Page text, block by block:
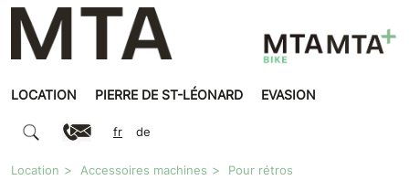
LOCATION PIERRE DE ST-LÉONARD EVASION
fr de
Location Accessoires machines
Pour rétros